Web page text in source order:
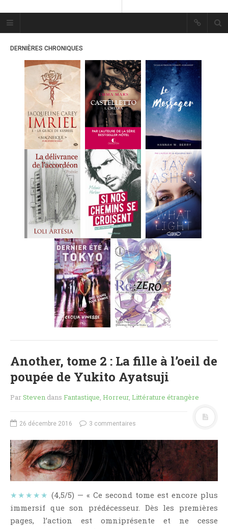
Plume Bleue
« Les mots sont les passants
« Les mots sont les passants
mystérieux de l’âme. »
ACCUEIL
LES PLUMES
MES FUTURES
LECTURES
MES CRITIQUES
MES ARTICLES
MARION
MES FUTURES
LECTURES
MES CRITIQUES
MES ARTICLES
MES FUTURES
LECTURES
MES CRITIQUES
STEVEN
MES FUTURES
MES CRITIQUES
NOS COUPS DE ♥
NOS VIDÉOS
RENDEZ-VOUS LIVRESQUES
SWAPS & CHALLENGES
LES TAGS
QUI SOMMES-NOUS ?
DERNIÈRES CHRONIQUES
Another, tome 2 : La fille à l’oeil de
poupée de Yukito Ayatsuji
ParSteven dans Fantastique, Horreur, Littérature étrangère
26 décembre 2016 3 commentaires
★★★★★ (4,5/5) — « Ce second tome est encore plus
immersif que son prédécesseur. Dès les premières
pages, l’action est omniprésente et ne cesse